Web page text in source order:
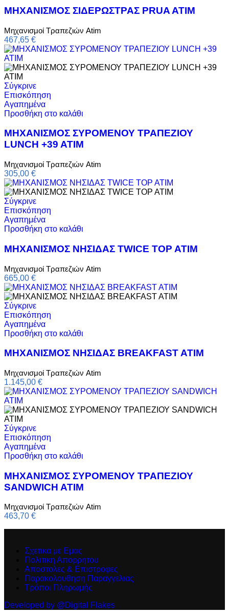
ΜΗΧΑΝΙΣΜΟΣ ΣΙΔΕΡΩΣΤΡΑΣ PRUA ATIM
Μηχανισμοί Τραπεζιών Atim
467,65 €
Σύγκρινε
Επισκόπηση
Αγαπημένα
Προσθήκη στο καλάθι
ΜΗΧΑΝΙΣΜΟΣ ΣΥΡΟΜΕΝΟΥ ΤΡΑΠΕΖΙΟΥ
LUNCH +39 ATIM
Μηχανισμοί Τραπεζιών Atim
305,00 €
Σύγκρινε
Επισκόπηση
Αγαπημένα
Προσθήκη στο καλάθι
ΜΗΧΑΝΙΣΜΟΣ ΝΗΣΙΔΑΣ TWICE TOP ATIM
Μηχανισμοί Τραπεζιών Atim
665,00 €
Σύγκρινε
Επισκόπηση
Αγαπημένα
Προσθήκη στο καλάθι
ΜΗΧΑΝΙΣΜΟΣ ΝΗΣΙΔΑΣ BREAKFAST ATIM
Μηχανισμοί Τραπεζιών Atim
1.145,00 €
Σύγκρινε
Επισκόπηση
Αγαπημένα
Προσθήκη στο καλάθι
ΜΗΧΑΝΙΣΜΟΣ ΣΥΡΟΜΕΝΟΥ ΤΡΑΠΕΖΙΟΥ
SANDWICH ATIM
Μηχανισμοί Τραπεζιών Atim
463,70 €
Σχετικα με Εμας
Πολιτικη Απορρητου
Αποστολες & Επιστροφες
Παρακολουθηση Παραγγελιας
Τρόποι Πληρωμής
Developed by @Digital Flakes